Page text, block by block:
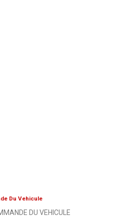
Du Vehicule
DU VEHICULE